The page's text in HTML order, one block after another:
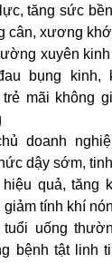
tăng sức
cân, xương
xuyên
bụng kinh,
mãi không
doanh
dậy sớm,
hiệu quả, tăng
tính khí
uống
bệnh tật linh